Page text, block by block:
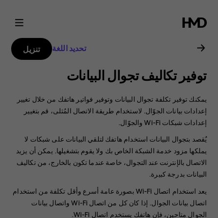
دليل
مستخدم
هاتف
Nokia
2.1
تحديد اللغة تنزيل
توفير تكاليف تجوال البيانات
يمكنك توفير تكلفة تجوال البيانات وتوفير فواتير هاتفك من خلال تغيير
إعدادات بيانات الجوّال. لاستخدام طريقة الاتصال المُثلى، قم بتغيير
إعدادات شبكات Wi-Fi والجوّال.
يٌقصد بتجوال البيانات استخدام هاتفك لتلقي البيانات على شبكات لا
يملكها مزود خدمة الشبكة الخاص بك ولا يقوم بتشغيلها. يمكن أن يزيد
الاتصال بالإنترنت عند التجوال، خاصة عندما تكون بالخارج، من تكاليف
البيانات بدرجة كبيرة.
يعد استخدام اتصال Wi-Fi بصورة عامة أسرع وأقل تكلفة من استخدام
اتصال بيانات الجوال. إذا كان كل من اتصال Wi-Fi واتصال بيانات
الجوال متاحين، فإن هاتفك يستخدم اتصال Wi-Fi.